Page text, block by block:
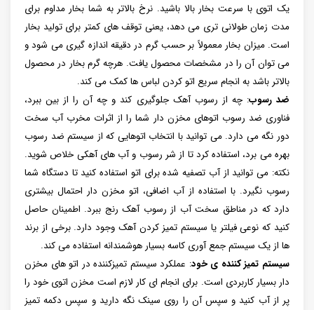
یک اتوی با سرعت بخار بالا باشید. نرخ بالاتر به شما بخار مداوم برای
مدت زمان طولانی ‌تری می ‌دهد، یعنی توقف‌ های کمتر برای تولید بخار
است. میزان بخار معمولاً بر حسب گرم در دقیقه اندازه گیری می شود و
می توان آن را در مشخصات محصول یافت. هرچه گرم بخار در محصول
بالاتر باشد به انجام سریع اتو کردن لباس ها کمک می کند.
ضد رسوب: چه از رسوب آهک جلوگیری کند و چه آن را از بین ببرد،
فناوری ضد رسوب اتوهای مخزن دار شما را از اثرات مخرب آب سخت
دور نگه می دارد. می توانید با انتخاب اتوهایی که از سیستم ضد رسوب
بهره می برد، استفاده کرد تا از شر رسوب و آب های آهکی خلاص شوید.
نکته: می توانید از آب تصفیه شده برای اتو استفاده کنید تا دستگاه شما
رسوب نگیرد. با استفاده از آب اضافی، اتو مخزن دار احتمال بیشتری
دارد که در مناطق سخت آب از رسوب آهک رنج ببرد. اطمینان حاصل
کنید که نوعی فیلتر یا سیستم تمیز کردن آهک وجود دارد. برخی از برند
ها از یک سیستم جمع آوری کاسه بسیار هوشمندانه استفاده می کند.
سیستم تمیز کننده ی خود: عملکرد سیستم تمیزکننده در اتو های مخزن
دار بسیار کاربردی است. برای انجام ای کار لازم است مخزن اتوی خود را
پر از آب کنید و سپس آن را روی سینک نگه دارید و سپس دکمه تمیز